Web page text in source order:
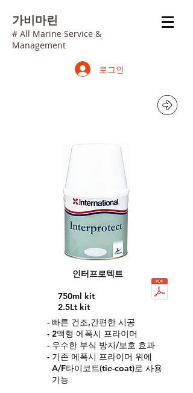
가비마린
# All Marine Service &
Management
로그인
인터프로텍트
750ml kit
2.5Lt kit
- 빠른 건조,간편한 시공
- 2액형 에폭시 프라이머
- 우수한 부식 방지/보호 효과
- 기존 에폭시 프라이머 위에
A/F타이코트(tie-coat)로 사용
가능